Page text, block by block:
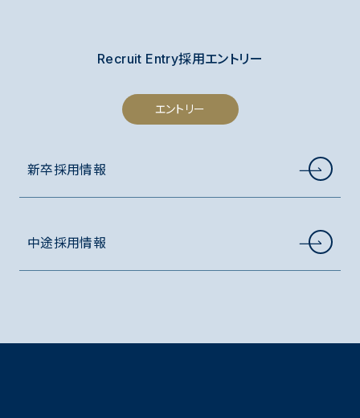
Recruit Entry採用エントリー
エントリー
新卒採用情報
中途採用情報